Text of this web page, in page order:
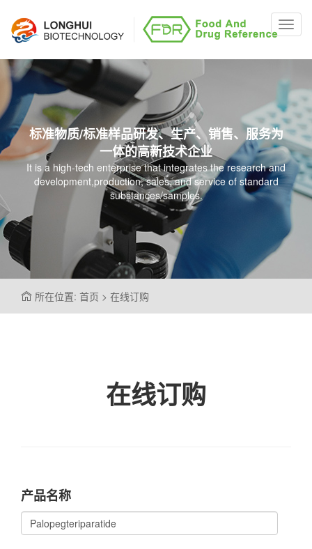
标准物质/标准样品研发、生产、销售、服务为
一体的高新技术企业
It is a high-tech enterprise that integrates the research and
development,production, sales, and service of standard
substances/samples.
所在位置: 首页 > 在线订购
在线订购
产品名称